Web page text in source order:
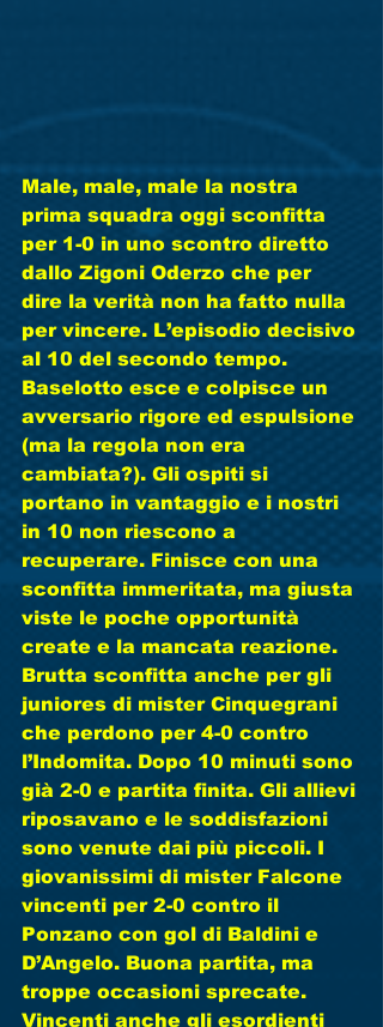
Male, male, male la nostra
prima squadra oggi sconfitta
per 1-0 in uno scontro diretto
dallo Zigoni Oderzo che per
dire la verità non ha fatto nulla
per vincere. L’episodio decisivo
al 10 del secondo tempo.
Baselotto esce e colpisce un
avversario rigore ed espulsione
(ma la regola non era
cambiata?). Gli ospiti si
portano in vantaggio e i nostri
in 10 non riescono a
recuperare. Finisce con una
sconfitta immeritata, ma giusta
viste le poche opportunità
create e la mancata reazione.
Brutta sconfitta anche per gli
juniores di mister Cinquegrani
che perdono per 4-0 contro
l’Indomita. Dopo 10 minuti sono
già 2-0 e partita finita. Gli allievi
riposavano e le soddisfazioni
sono venute dai più piccoli. I
giovanissimi di mister Falcone
vincenti per 2-0 contro il
Ponzano con gol di Baldini e
D’Angelo. Buona partita, ma
troppe occasioni sprecate.
Vincenti anche gli esordienti